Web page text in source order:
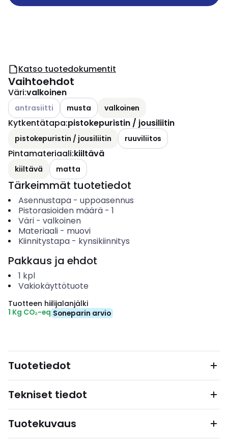
Katso tuotedokumentit
Vaihtoehdot
Väri:valkoinen
Katso käytettävissä olevat vaihtoehdot
antrasiitti musta valkoinen
Kytkentätapa:pistokepuristin / jousiliitin
pistokepuristin / jousiliitin ruuviliitos
Pintamateriaali:kiiltävä
kiiltävä matta
Tärkeimmät tuotetiedot
Asennustapa- uppoasennus
Pistorasioiden määrä- 1
Väri- valkoinen
Materiaali- muovi
Kiinnitystapa- kynsikiinnitys
Pakkaus ja ehdot
1 kpl
Vakiokäyttötuote
Tuotteen hiilijalanjälki
1 Kg CO₂-eq Soneparin arvio
Tuotetiedot
Tekniset tiedot
Tuotekuvaus